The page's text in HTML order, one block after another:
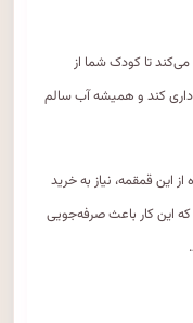
تا کودک شما از
کند و همیشه آب سالم
این قمقمه، نیاز به خرید
این کار باعث صرفه‌جویی